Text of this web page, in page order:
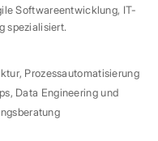
Softwareentwicklung, IT-
spezialisiert.
, Prozessautomatisierung
, Data Engineering und